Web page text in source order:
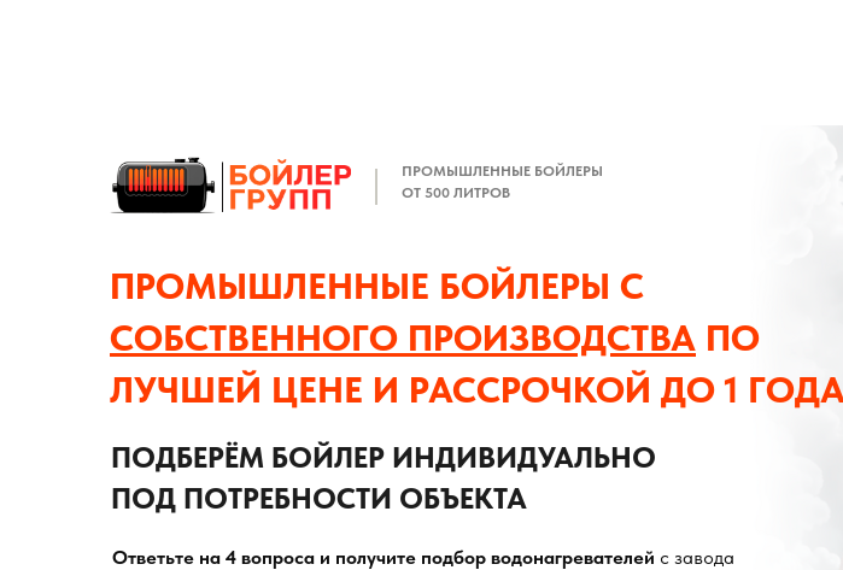
Ответьте на 4 вопроса и получите подбор водонагревателей с завода
ПРОМЫШЛЕННЫЕ БОЙЛЕРЫ С
СОБСТВЕННОГО ПРОИЗВОДСТВА ПО
ЛУЧШЕЙ ЦЕНЕ И РАССРОЧКОЙ ДО 1
ПОДБЕРЁМ БОЙЛЕР ИНДИВИДУАЛЬНО
ПОД ПОТРЕБНОСТИ ОБЪЕКТА
ПРОМЫШЛЕННЫЕ БОЙЛЕРЫ
ОТ 500 ЛИТРОВ